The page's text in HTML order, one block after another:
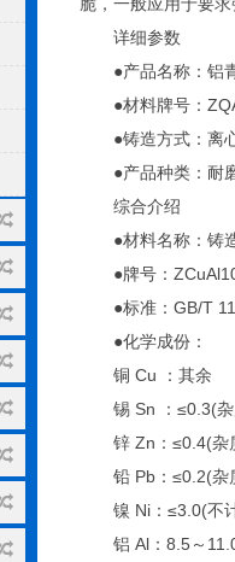
详细参数
●产品名称：铝
●材料牌号：
●铸造方式：离
●产品种类：耐
综合介绍
●材料名称：铸
●牌号：
●标准：GB/T
●化学成份：
铜 Cu ：其余
锡 Sn ：≤0.3(
锌 Zn：≤0.4(杂
铅 Pb：≤0.2(杂
镍 Ni：≤3.0(不
铝 Al：8.5～